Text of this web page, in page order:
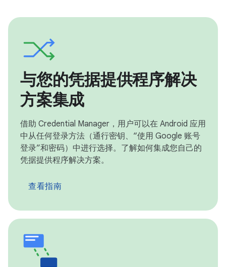
与您的凭据提供程序解决
方案集成
借助 Credential Manager，用户可以在 Android 应用
中从任何登录方法（通行密钥、“使用 Google 账号
登录”和密码）中进行选择。了解如何集成您自己的
凭据提供程序解决方案。
查看指南